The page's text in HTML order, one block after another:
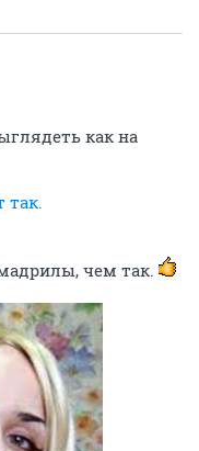
как на
так.
чем так.